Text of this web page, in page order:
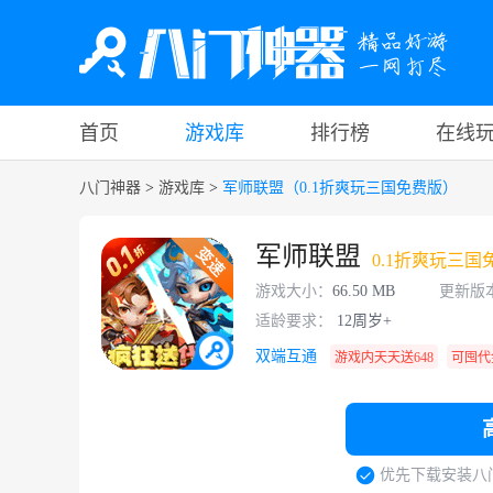
首页 游戏库 排行榜 在线
八门神器 > 游戏库 > 军师联盟（0.1折爽玩三国免费版）
军师联盟 0.1折爽玩三国
游戏大小： 66.50 MB
更新版
适龄要求：
12周岁+
双端互通 游戏内天天送648 可囤
优先下载安装八